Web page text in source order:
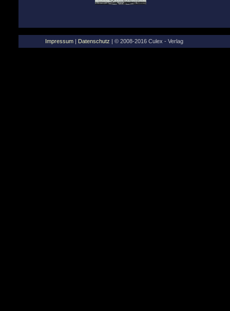
Impressum | Datenschutz | © 2008-2016 Culex - Verlag